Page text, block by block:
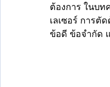
ต้องการ ในบท
เลเซอร์ การตั
ข้อดี ข้อจำกัด